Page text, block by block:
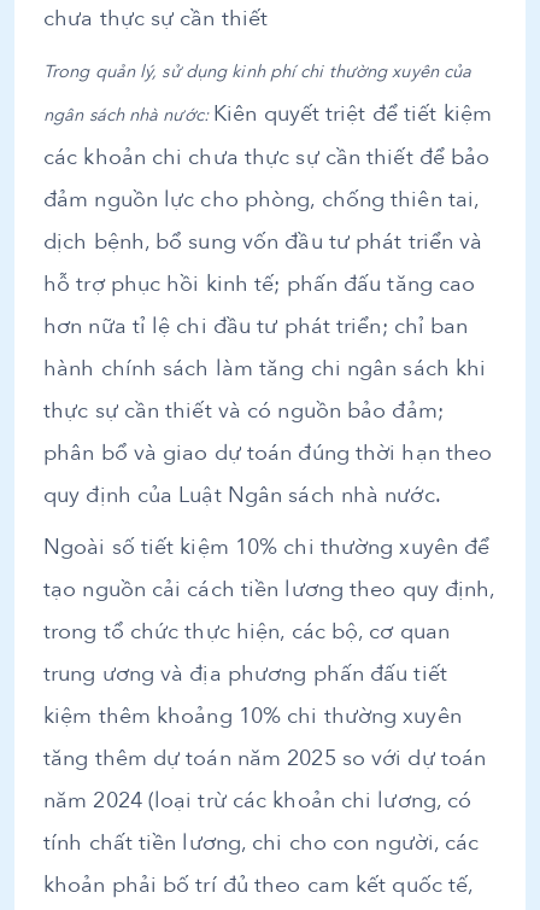
chưa thực sự cần thiết
Trong quản lý, sử dụng kinh phí chi thường xuyên của
ngân sách nhà nước: Kiên quyết triệt để tiết kiệm
các khoản chi chưa thực sự cần thiết để bảo
đảm nguồn lực cho phòng, chống thiên tai,
dịch bệnh, bổ sung vốn đầu tư phát triển và
hỗ trợ phục hồi kinh tế; phấn đấu tăng cao
hơn nữa tỉ lệ chi đầu tư phát triển; chỉ ban
hành chính sách làm tăng chi ngân sách khi
thực sự cần thiết và có nguồn bảo đảm;
phân bổ và giao dự toán đúng thời hạn theo
quy định của Luật Ngân sách nhà nước.
Ngoài số tiết kiệm 10% chi thường xuyên để
tạo nguồn cải cách tiền lương theo quy định,
trong tổ chức thực hiện, các bộ, cơ quan
trung ương và địa phương phấn đấu tiết
kiệm thêm khoảng 10% chi thường xuyên
tăng thêm dự toán năm 2025 so với dự toán
năm 2024 (loại trừ các khoản chi lương, có
tính chất tiền lương, chi cho con người, các
khoản phải bố trí đủ theo cam kết quốc tế,